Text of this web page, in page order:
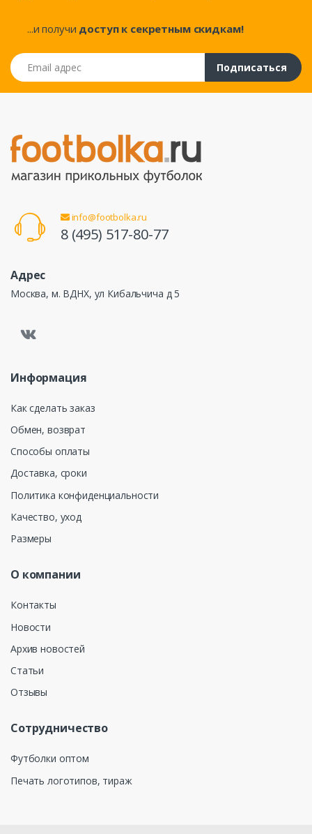
...и получи доступ к секретным скидкам!
Email адрес
Подписаться
info@footbolka.ru
8 (495) 517-80-77
Адрес
Москва, м. ВДНХ, ул Кибальчича д 5
Информация
Как сделать заказ
Обмен, возврат
Способы оплаты
Доставка, сроки
Политика конфиденциальности
Качество, уход
Размеры
О компании
Контакты
Новости
Архив новостей
Статьи
Отзывы
Сотрудничество
Футболки оптом
Печать логотипов, тираж